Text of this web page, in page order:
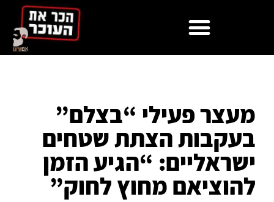
מעצר פעילי “בצלם”
בעקבות הצתת שטחים
ישראליים: “הגיע הזמן
להוציאם מחוץ לחוק”